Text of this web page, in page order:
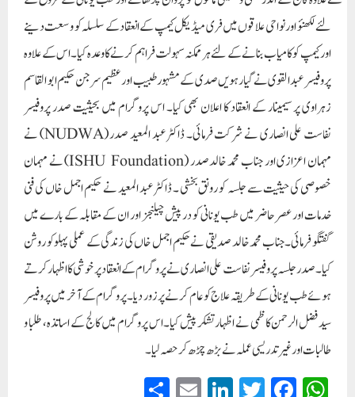
لئے لکھنؤ اور نواحی علاقوں میں فری میڈیکل کیمپ کے انعقاد کے سلسلہ کو وسعت دینے
اور کیمپ کو کامیاب بنانے کے لئے ہرممکنہ سہولت فراہم کرنے کاوعدہ کیا۔اس کے علاوہ
پروفیسر عبدالقوی نے گیارہویں صدی کے مشہور طبیب اور عظیم سرجن حکیم ابو القاسم
زہراوی پر سیمینار کے انعقاد کا اعلان بھی کیا۔ اس پروگرام میں بحیثیت صدر پروفیسر
نفاست علی انصاری نے شرکت فرمائی۔ ڈاکٹر عبد المعید صدر (NUDWA) نے
مہمان اعزازی اور جناب محمد خالدصدر (ISHU Foundation) نے مہمان
خصوصی کی حیثیت سے جلسہ کو رونق بخشی ۔ ڈاکٹر عبد المعید نے حکیم اجمل خاں کی فنی
خدمات اور عصر حاضر میں طب یونانی کو در پیش چیلنجز اور ان کے مقابلہ کے بارے میں
گفتگو فرمائی۔ جناب محمد خالد صدیقی نے حکیم اجمل خاں کی زندگی کے عملی پہلو کو روشن
کیا۔ صدر جلسہ پروفیسر نفاست علی انصاری نے پرو گرام کے انعقاد پر خوشی کا اظہار کرتے
ہوئے طب یونانی کے طریقہ علاج کو عام کرنے پر زور دیا۔پروگرام کے آخر میں پروفیسر
سید فضل الرحمن کاظمی نے اظہار تشکر پیش کیا۔ اس پروگرام میں کالج کے اساتذہ ، طلبا و
طالبات اور غیر تدریسی عملہ نے بڑھ چڑھ کر حصہ لیا۔
W
Fa
T
Li
E